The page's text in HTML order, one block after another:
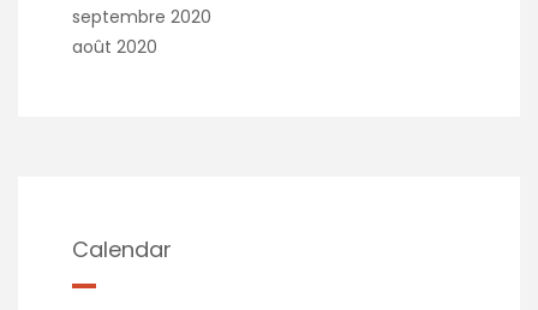
septembre 2020
août 2020
Calendar